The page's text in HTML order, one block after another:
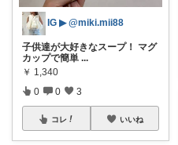
IG ▶︎ @miki.mii88
子供達が大好きなスープ！ マグ
カップで簡単 ...
￥ 1,340
0 0 3
コレ いいね